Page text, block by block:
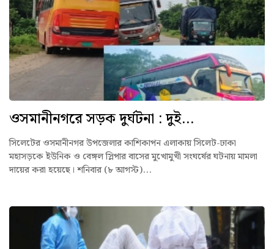
ওসমানীনগরে সড়ক দুর্ঘটনা : দুই...
সিলেটের ওসমানীনগর উপজেলার কাশিকাপন এলাকায় সিলেট-ঢাকা
মহাসড়কে ইউনিক ও বেঙ্গল স্লিপার বাসের মুখোমুখী সংঘর্ষের ঘটনায় মামলা
দায়ের করা হয়েছে। শনিবার (৮ আগস্ট)...